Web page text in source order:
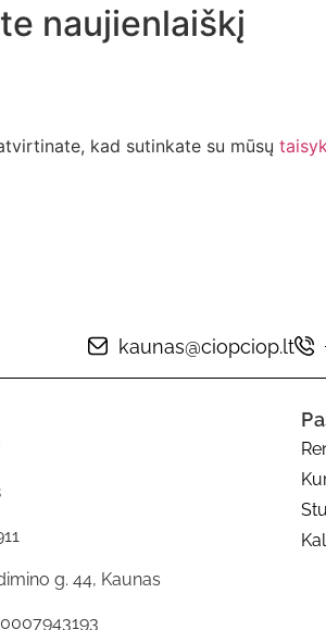
naujienlaiškį
kad sutinkate su mūsų
kaunas@ciopciop.lt
g. 44, Kaunas